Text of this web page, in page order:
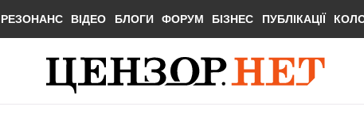
РЕЗОНАНС ВІДЕО БЛОГИ ФОРУМ БІЗНЕС ПУБЛІКАЦІЇ